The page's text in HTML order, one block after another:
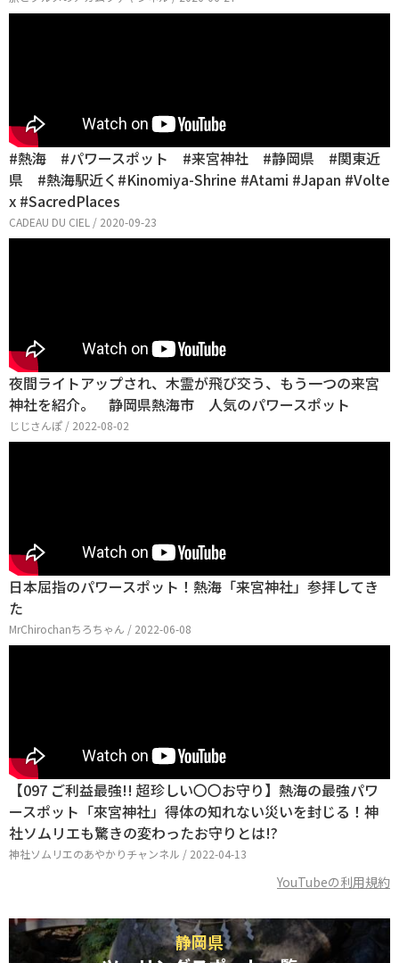
#熱海 #パワースポット #来宮神社 #静岡県 #関東近
県 #熱海駅近く#Kinomiya-Shrine #Atami #Japan #Volte
x #SacredPlaces
CADEAU DU CIEL / 2020-09-23
夜間ライトアップされ、木霊が飛び交う、もう一つの来宮
神社を紹介。 静岡県熱海市 人気のパワースポット
じじさんぽ / 2022-08-02
日本屈指のパワースポット！熱海「来宮神社」参拝してき
た
MrChirochanちろちゃん / 2022-06-08
【097 ご利益最強!! 超珍しい〇〇お守り】熱海の最強パワ
ースポット「來宮神社」得体の知れない災いを封じる！神
社ソムリエも驚きの変わったお守りとは!?
神社ソムリエのあやかりチャンネル / 2022-04-13
YouTubeの利用規約
静岡県